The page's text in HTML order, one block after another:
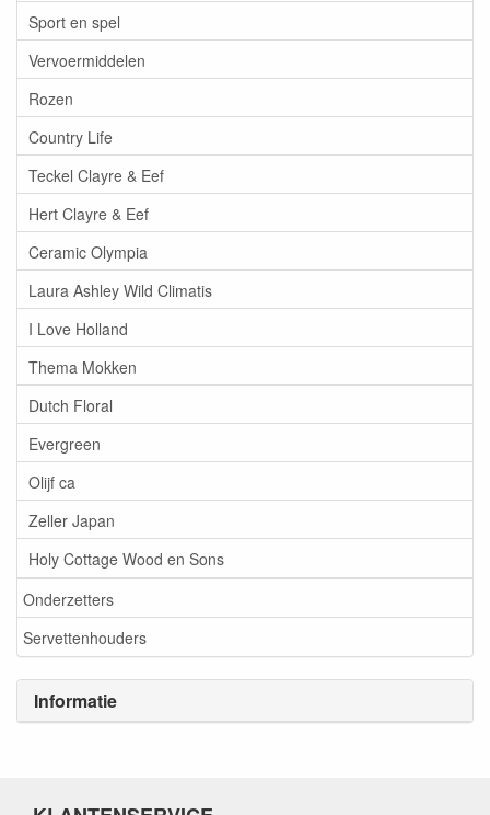
Sport en spel
Vervoermiddelen
Rozen
Country Life
Teckel Clayre & Eef
Hert Clayre & Eef
Ceramic Olympia
Laura Ashley Wild Climatis
I Love Holland
Thema Mokken
Dutch Floral
Evergreen
Olijf ca
Zeller Japan
Holy Cottage Wood en Sons
Onderzetters
Servettenhouders
Informatie